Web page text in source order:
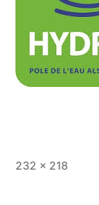
Full
232 × 218